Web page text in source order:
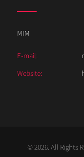
MIM
E-mail:
Website:
© 2026. All Rights